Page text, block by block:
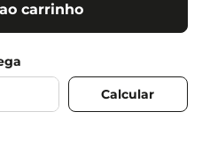
carrinho